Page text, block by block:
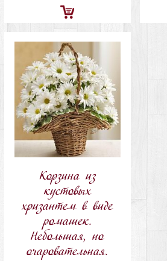
Добавить
в
корзину
Корзина из
кустовых
хризантем в виде
ромашек.
Небольшая, но
очаровательная.